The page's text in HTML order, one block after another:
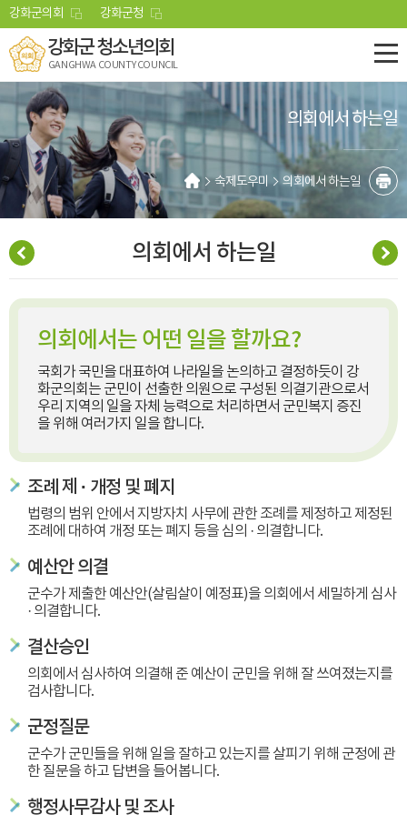
본문바로가기
강화군의회 강화군청
강화군 청소년의회
GANGHWA COUNTY COUNCIL
의회에서 하는일
숙제도우미 의회에서 하는일
의회에서 하는일
의회에서는 어떤 일을 할까요?
국회가 국민을 대표하여 나라일을 논의하고 결정하듯이 강
화군의회는 군민이 선출한 의원으로 구성된 의결기관으로서
우리 지역의 일을 자체 능력으로 처리하면서 군민복지 증진
을 위해 여러가지 일을 합니다.
조례 제 · 개정 및 폐지
법령의 범위 안에서 지방자치 사무에 관한 조례를 제정하고 제정된
조례에 대하여 개정 또는 폐지 등을 심의 · 의결합니다.
예산안 의결
군수가 제출한 예산안(살림살이 예정표)을 의회에서 세밀하게 심사
· 의결합니다.
결산승인
의회에서 심사하여 의결해 준 예산이 군민을 위해 잘 쓰여졌는지를
검사합니다.
군정질문
군수가 군민들을 위해 일을 잘하고 있는지를 살피기 위해 군정에 관
한 질문을 하고 답변을 들어봅니다.
행정사무감사 및 조사